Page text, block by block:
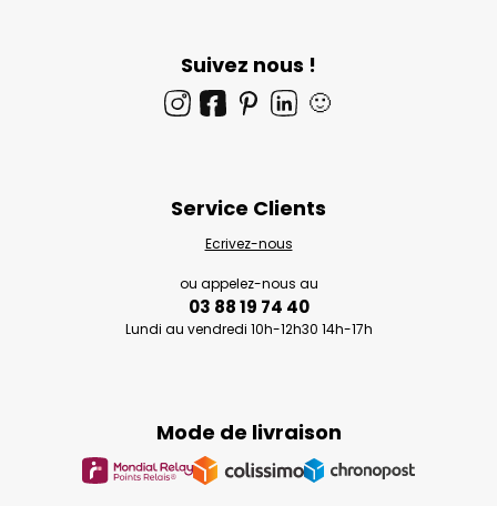
Suivez nous !
🙂
Mode de livraison
Service Clients
Ecrivez-nous
ou appelez-nous au
03 88 19 74 40
Lundi au vendredi 10h-12h30 14h-17h